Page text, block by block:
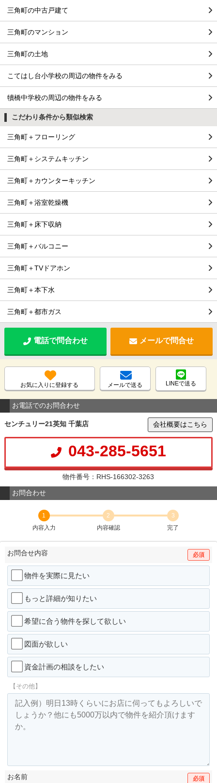
三角町の中古戸建て
三角町のマンション
三角町の土地
こてはし台小学校の周辺の物件をみる
犢橋中学校の周辺の物件をみる
こだわり条件から類似検索
三角町＋フローリング
三角町＋システムキッチン
三角町＋カウンターキッチン
三角町＋浴室乾燥機
三角町＋床下収納
三角町＋バルコニー
三角町＋TVドアホン
三角町＋本下水
三角町＋都市ガス
電話で問合わせ メールで問合せ
お気に入りに登録する メールで送る LINEで送る
お電話でのお問合わせ
センチュリー21英知 千葉店 会社概要はこちら
043-285-5651
物件番号：RHS-166302-3263
お問合わせ
1
内容入力
2
内容確認
3
完了
お問合せ内容 必須
物件を実際に見たい
もっと詳細が知りたい
希望に合う物件を探して欲しい
図面が欲しい
資金計画の相談をしたい
【その他】
お名前 必須